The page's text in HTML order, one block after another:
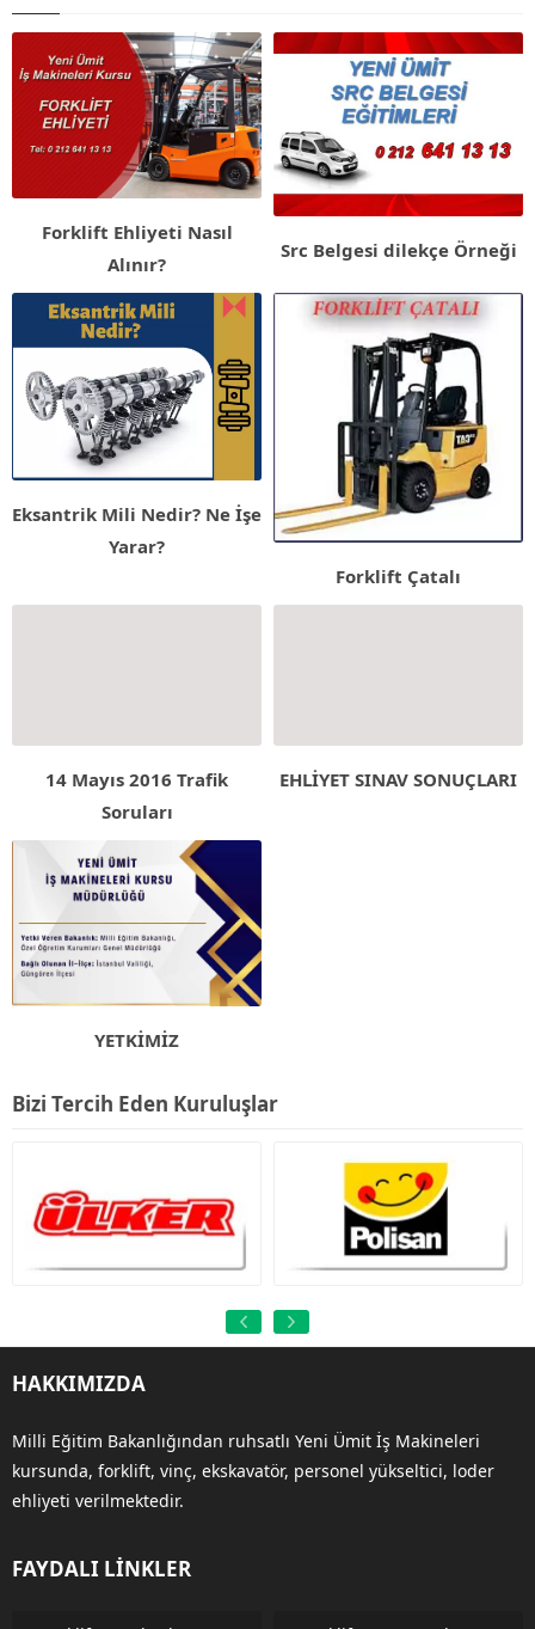
Forklift Ehliyeti Nasıl
Alınır?
Src Belgesi dilekçe Örneği
Eksantrik Mili Nedir? Ne İşe
Yarar?
Forklift Çatalı
14 Mayıs 2016 Trafik
Soruları
EHLİYET SINAV SONUÇLARI
YETKİMİZ
Bizi Tercih Eden Kuruluşlar
HAKKIMIZDA
Milli Eğitim Bakanlığından ruhsatlı Yeni Ümit İş Makineleri
kursunda, forklift, vinç, ekskavatör, personel yükseltici, loder
ehliyeti verilmektedir.
FAYDALI LİNKLER